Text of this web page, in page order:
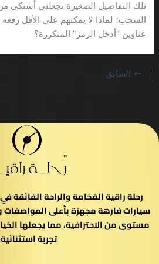
تلك التفاصيل الصغيرة تجعلني
عناوين “أدخل الرمز” المتكررة؟
السابق
رحلة راقية الفخامة والراحة
سيارات فارهة مجهزة بأعلى
مستوى من الاحترافية، مما يجعلها
تجربة